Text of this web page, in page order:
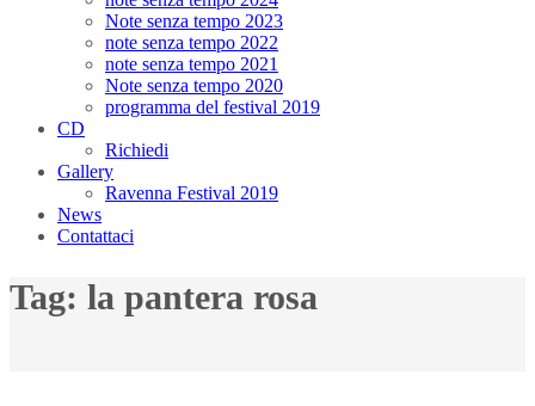
Note senza tempo 2023
note senza tempo 2022
note senza tempo 2021
Note senza tempo 2020
programma del festival 2019
CD
Richiedi
Gallery
Ravenna Festival 2019
News
Contattaci
Tag: la pantera rosa